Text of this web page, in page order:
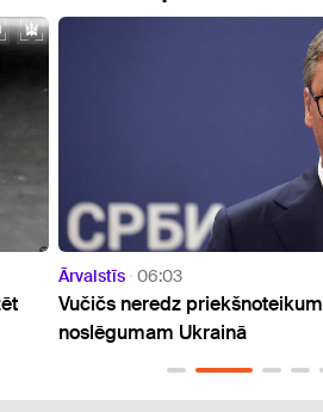
drīzam kara
Neraugoties
palielināt